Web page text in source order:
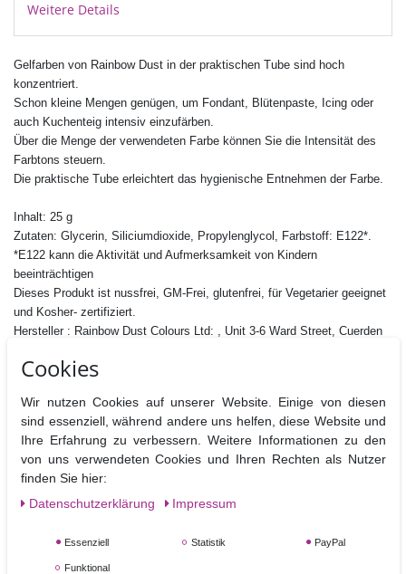
Weitere Details
Gelfarben von Rainbow Dust in der praktischen Tube sind hoch
konzentriert.
Schon kleine Mengen genügen, um Fondant, Blütenpaste, Icing oder
auch Kuchenteig intensiv einzufärben.
Über die Menge der verwendeten Farbe können Sie die Intensität des
Farbtons steuern.
Die praktische Tube erleichtert das hygienische Entnehmen der Farbe.
Inhalt: 25 g
Zutaten: Glycerin, Siliciumdioxide, Propylenglycol, Farbstoff: E122*.
*E122 kann die Aktivität und Aufmerksamkeit von Kindern
beeinträchtigen
Dieses Produkt ist nussfrei, GM-Frei, glutenfrei, für Vegetarier geeignet
und Kosher- zertifiziert.
Hersteller : Rainbow Dust Colours Ltd: , Unit 3-6 Ward Street, Cuerden
Nährwertangaben pro 100 g
Zucker
0g 0g
Cookies
Wir nutzen Cookies auf unserer Website. Einige von diesen
sind essenziell, während andere uns helfen, diese Website und
Ihre Erfahrung zu verbessern. Weitere Informationen zu den
von uns verwendeten Cookies und Ihren Rechten als Nutzer
finden Sie hier:
Daten­schutz­erklärung
Impressum
Essenziell Statistik PayPal
Funktional